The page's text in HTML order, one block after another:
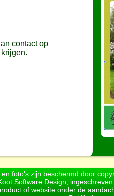
contact op
en foto's zijn beschermd door
Software Design,
of website onder de